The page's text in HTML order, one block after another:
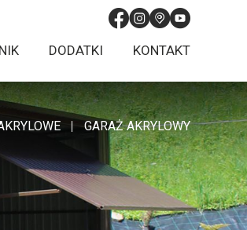
DODATKI KONTAKT
GARAŻ AKRYLOWY